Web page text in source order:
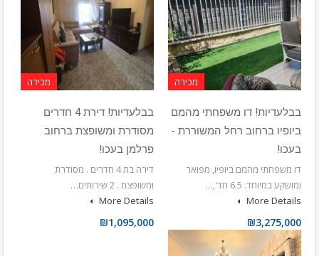
מכירה
בבלעדיות! דו משפחתי מהמם
ביופיו ברחוב רחל המשוררת -
בעכו!
דו משפחתי מהמם ביופיו, מפואר
ומושקע במיוחד. 6.5 חד',…
More Details
₪3,275,000
מכירה
בבלעדיות! דירת 4 חדרים
מסודרת ומשופצת ברחוב
פרלמן בעכו!
דירה בת 4 חדרים . מסודרת
ומשופצת . 2 שירותים…
More Details
₪1,095,000